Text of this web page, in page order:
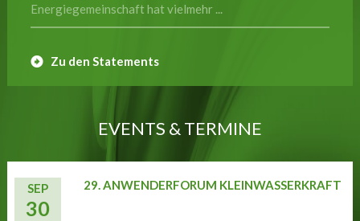
Energiegemeinschaft hat vielmehr ...
Zu den Statements
EVENTS & TERMINE
SEP
30
29. ANWENDERFORUM KLEINWASSERKRAFT